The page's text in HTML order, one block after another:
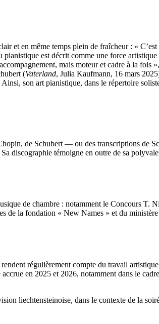
et en même temps plein de fraîcheur : «
pianistique est décrit comme une force
mais moteur et cadre à la fois
(Vaterland, Julia Kaufmann, 16 mars
son art pianistique, dans le répertoire
de Schubert — ou des transcriptions
discographie témoigne en outre de sa
de chambre : notamment le Concours
de la fondation « New Names » et du
régulièrement compte du travail
en 2025 et 2026, notamment dans le
liechtensteinoise, dans le contexte de la